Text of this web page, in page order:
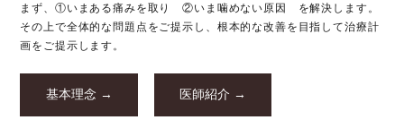
まず、①いまある痛みを取り ②いま噛めない原因 を解決します。
その上で全体的な問題点をご提示し、根本的な改善を目指して治療計
画をご提示します。
基本理念 → 医師紹介 →